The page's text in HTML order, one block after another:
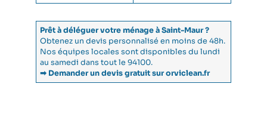
Prêt à déléguer votre ménage à Saint-Maur ?
Obtenez un devis personnalisé en moins de 48h.
Nos équipes locales sont disponibles du lundi
au samedi dans tout le 94100.
➡ Demander un devis gratuit sur orviclean.fr